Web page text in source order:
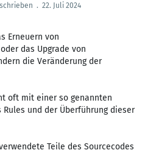
. 22. Juli 2024
Erneuern von
das Upgrade von
die Veränderung der
oft mit einer so genannten
Rules und der Überführung dieser
Teile des Sourcecodes